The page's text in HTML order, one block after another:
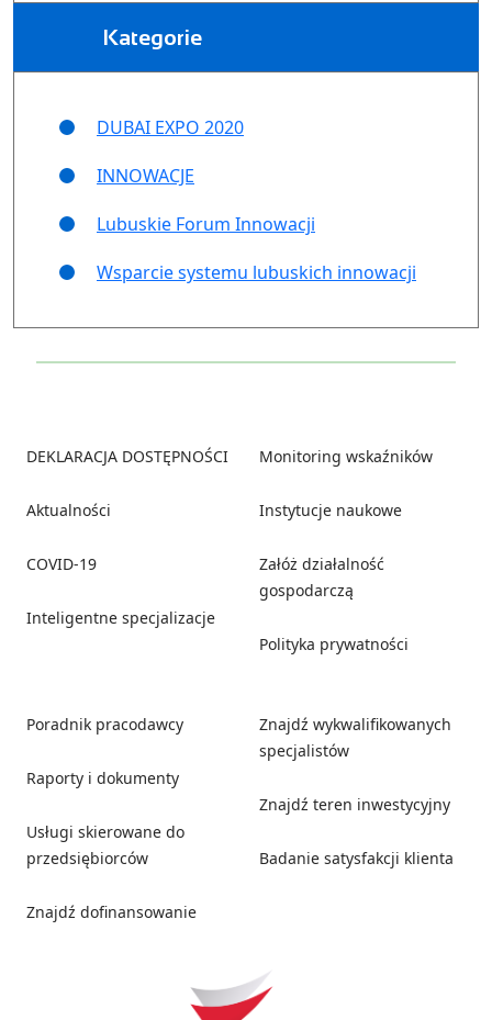
Kategorie
DUBAI EXPO 2020
INNOWACJE
Lubuskie Forum Innowacji
Wsparcie systemu lubuskich innowacji
DEKLARACJA DOSTĘPNOŚCI
Aktualności
COVID-19
Inteligentne specjalizacje
Monitoring wskaźników
Instytucje naukowe
Załóż działalność
gospodarczą
Polityka prywatności
Poradnik pracodawcy
Raporty i dokumenty
Usługi skierowane do
przedsiębiorców
Znajdź dofinansowanie
Znajdź wykwalifikowanych
specjalistów
Znajdź teren inwestycyjny
Badanie satysfakcji klienta